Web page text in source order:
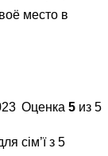
место в
Оценка 5 из 5
сім’ї з 5